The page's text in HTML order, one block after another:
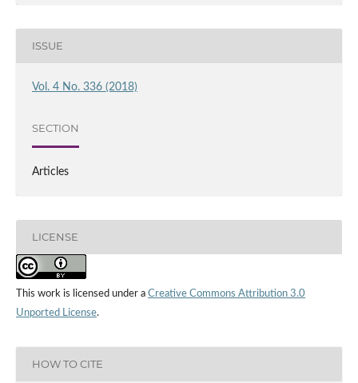
ISSUE
Vol. 4 No. 336 (2018)
SECTION
Articles
LICENSE
This work is licensed under a Creative Commons Attribution 3.0
Unported License.
HOW TO CITE